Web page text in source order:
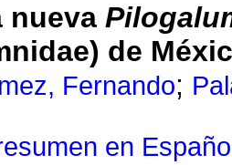
nueva
de
Fernando;
en